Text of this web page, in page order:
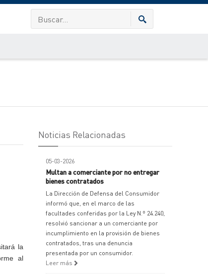
la
al
Noticias Relacionadas
05-03-2026
Multan a comerciante por no entregar
bienes contratados
La Dirección de Defensa del Consumidor
informó que, en el marco de las
facultades conferidas por la Ley N.º 24.240,
resolvió sancionar a un comerciante por
incumplimiento en la provisión de bienes
contratados, tras una denuncia
presentada por un consumidor.
Leer más